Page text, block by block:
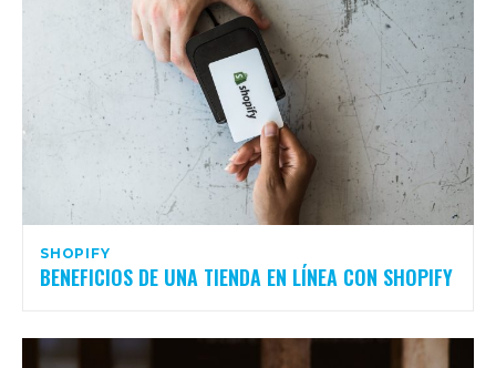
SHOPIFY
BENEFICIOS DE UNA TIENDA EN LÍNEA CON SHOPIFY